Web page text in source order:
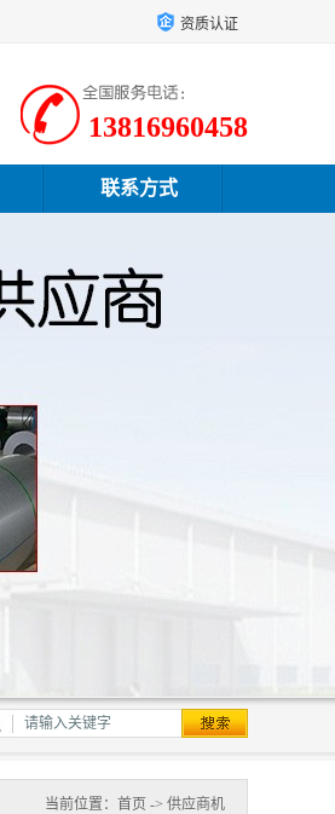
资质认证
13816960458
联系方式
当前位置： 首页 -> 供应商机